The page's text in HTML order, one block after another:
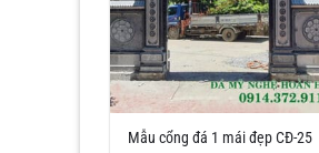
Mẫu cổng đá 1 mái đẹp CĐ-25